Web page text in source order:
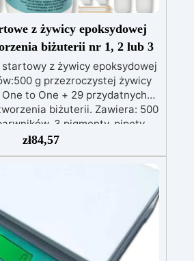
z żywicy epoksydowej
biżuterii nr 1, 2 lub 3
startowy z żywicy epoksydowej
g przezroczystej żywicy
to One + 29 przydatnych
biżuterii. Zawiera: 500
3 pigmenty, pipety,
z żywicy epoksydowej
g przezroczystej żywicy
to One + 100 przydatnych
biżuterii. Zawiera: 500
dekoracyjnych, suszone
formę z literami, breloczki,
miniwiertarki, ponad 100
elementów.
zł84,57